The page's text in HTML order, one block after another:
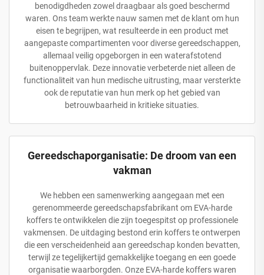
benodigdheden zowel draagbaar als goed beschermd
waren. Ons team werkte nauw samen met de klant om hun
eisen te begrijpen, wat resulteerde in een product met
aangepaste compartimenten voor diverse gereedschappen,
allemaal veilig opgeborgen in een waterafstotend
buitenoppervlak. Deze innovatie verbeterde niet alleen de
functionaliteit van hun medische uitrusting, maar versterkte
ook de reputatie van hun merk op het gebied van
betrouwbaarheid in kritieke situaties.
Gereedschaporganisatie: De droom van een
vakman
We hebben een samenwerking aangegaan met een
gerenommeerde gereedschapsfabrikant om EVA-harde
koffers te ontwikkelen die zijn toegespitst op professionele
vakmensen. De uitdaging bestond erin koffers te ontwerpen
die een verscheidenheid aan gereedschap konden bevatten,
terwijl ze tegelijkertijd gemakkelijke toegang en een goede
organisatie waarborgden. Onze EVA-harde koffers waren